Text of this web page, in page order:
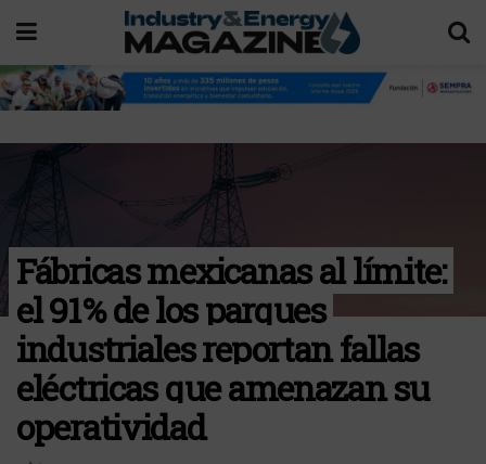
Fábricas mexicanas al límite:
el 91 % de los parques
industriales reportan fallas
eléctricas que amenazan su
operatividad